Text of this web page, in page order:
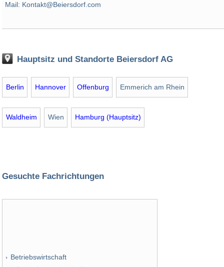
Mail: Kontakt@Beiersdorf.com
Hauptsitz und Standorte Beiersdorf AG
Berlin Hannover Offenburg Emmerich am Rhein
Waldheim Wien Hamburg (Hauptsitz)
Gesuchte Fachrichtungen
Betriebswirtschaft